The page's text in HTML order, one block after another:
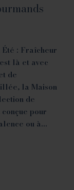
: Fraîcheur
là et avec
de
la Maison
de
pour
ou à…